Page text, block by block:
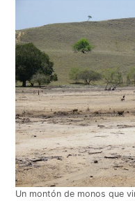
Un montón de monos que